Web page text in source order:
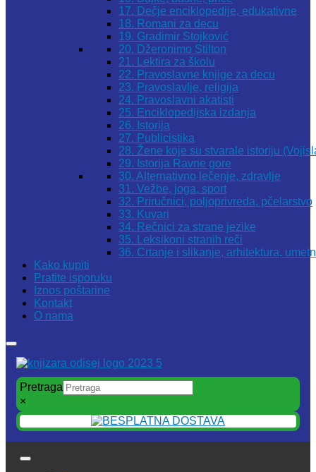
17. Dečje enciklopedije, edukativne
18. Romani za decu
19. Gradimir Stojković
20. Džeronimo Stilton
21. Lektira za školu
22. Pravoslavne knjige za decu
23. Pravoslavlje, religija
24. Pravoslavni akatisti
25. Enciklopedijska izdanja
26. Istorija
27. Publicistika
28. Žene koje su stvarale istoriju
29. Istorija Ravne gore
30. Alternativno lečenje, zdravlje
31. Vežbe, joga, sport
32. Priručnici, poljoprivreda, pčelarstvo
33. Kuvari
34. Rečnici za strane jezike
35. Leksikoni stranih reči
36. Crtanje i slikanje, arhitektura,
Kako kupiti
Pratite isporuku
Iznos poštarine
Kontakt
O nama
Pretraga
×